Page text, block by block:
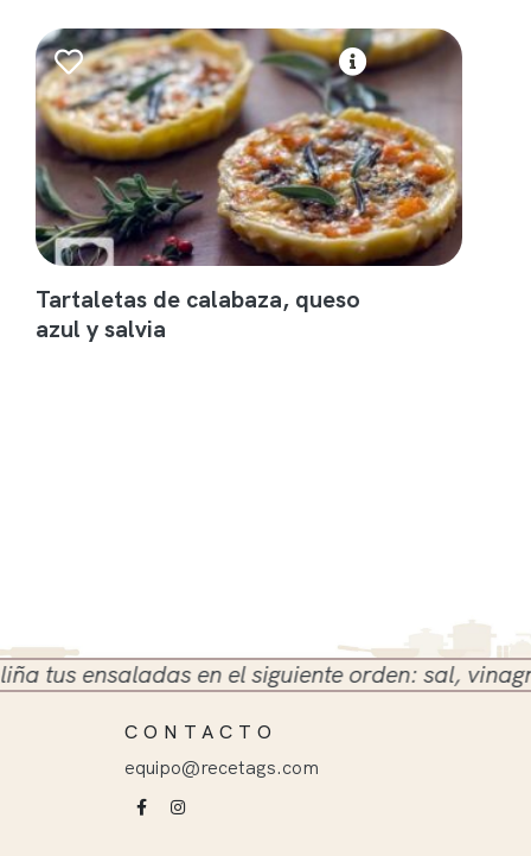
Tartaletas de calabaza, queso
azul y salvia
ensaladas en el siguiente orden: sal, vinagre y
CONTACTO
equipo@recetags.com